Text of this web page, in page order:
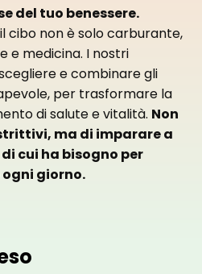
del tuo benessere.
cibo non è solo carburante,
e medicina. I nostri
e combinare gli
per trasformare la
di salute e vitalità. Non
ma di imparare a
cui ha bisogno per
giorno.